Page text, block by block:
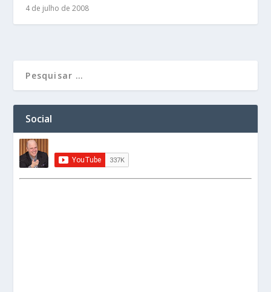
4 de julho de 2008
Social